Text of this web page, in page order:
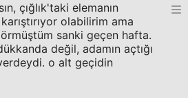
çığlık'taki elemanın
olabilirim ama
sanki geçen hafta.
değil, adamın açtığı
o alt geçidin